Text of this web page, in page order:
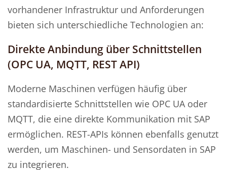
vorhandener Infrastruktur und Anforderungen
bieten sich unterschiedliche Technologien an:
Direkte Anbindung über Schnittstellen
(OPC UA, MQTT, REST API)
Moderne Maschinen verfügen häufig über
standardisierte Schnittstellen wie OPC UA oder
MQTT, die eine direkte Kommunikation mit SAP
ermöglichen. REST-APIs können ebenfalls genutzt
werden, um Maschinen- und Sensordaten in SAP
zu integrieren.